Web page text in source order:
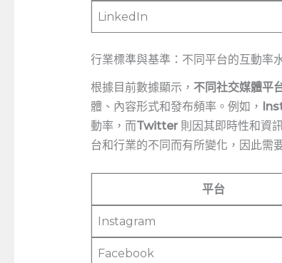
LinkedIn
行業標準與基準：不同平台的互動率
根據目前數據顯示， 不同社交媒體平
體、內容形式和發布頻率。例如，
動率，而Twitter則因其即時性和資
台和行業的不同而有所變化，因此需
平台
Instagram
Facebook